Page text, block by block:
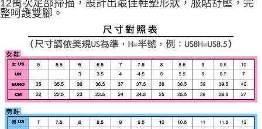
12萬次足部掃描，設計出最佳鞋墊形狀，服貼舒壓，完
整呵護雙腳。